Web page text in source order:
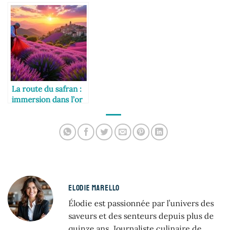
La route du safran :
immersion dans l’or
ELODIE MARELLO
Élodie est passionnée par l’univers des
saveurs et des senteurs depuis plus de